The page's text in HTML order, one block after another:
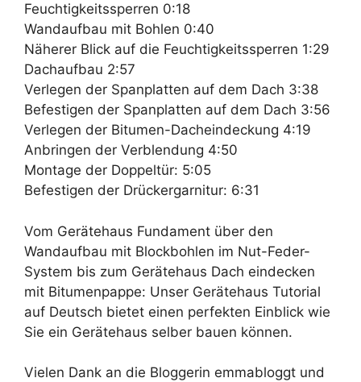
Feuchtigkeitssperren 0:18
Wandaufbau mit Bohlen 0:40
Näherer Blick auf die Feuchtigkeitssperren 1:29
Dachaufbau 2:57
Verlegen der Spanplatten auf dem Dach 3:38
Befestigen der Spanplatten auf dem Dach 3:56
Verlegen der Bitumen-Dacheindeckung 4:19
Anbringen der Verblendung 4:50
Montage der Doppeltür: 5:05
Befestigen der Drückergarnitur: 6:31
Vom Gerätehaus Fundament über den
Wandaufbau mit Blockbohlen im Nut-Feder-
System bis zum Gerätehaus Dach eindecken
mit Bitumenpappe: Unser Gerätehaus Tutorial
auf Deutsch bietet einen perfekten Einblick wie
Sie ein Gerätehaus selber bauen können.
Vielen Dank an die Bloggerin emmabloggt und